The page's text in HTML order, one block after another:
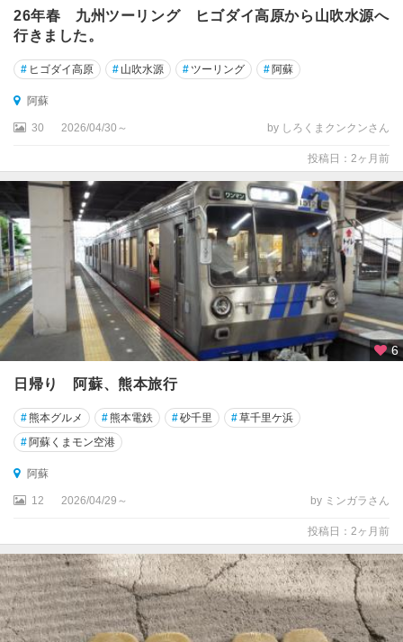
26年春 九州ツーリング ヒゴダイ高原から山吹水源へ
行きました。
# ヒゴダイ高原 # 山吹水源 # ツーリング #阿蘇
阿蘇
30 2026/04/30～ by しろくまクンクンさん
投稿日：2ヶ月前
6
日帰り 阿蘇、熊本旅行
#熊本グルメ #熊本電鉄 #砂千里 #草千里ケ浜
#阿蘇くまモン空港
阿蘇
12 2026/04/29～ by ミンガラさん
投稿日：2ヶ月前